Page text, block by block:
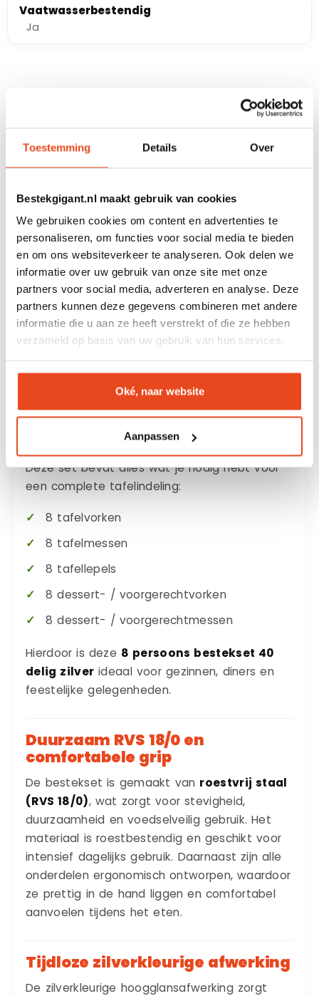
Toestemming Details Over
Bestekgigant.nl maakt gebruik van cookies
We gebruiken cookies om content en advertenties te
personaliseren, om functies voor social media te bieden
en om ons websiteverkeer te analyseren. Ook delen we
informatie over uw gebruik van onze site met onze
partners voor social media, adverteren en analyse. Deze
partners kunnen deze gegevens combineren met andere
informatie die u aan ze heeft verstrekt of die ze hebben
verzameld op basis van uw gebruik van hun services.
Oké, naar website
Aanpassen
Vaatwasserbestendig
Ja
8 persoons bestekset 40 delig
tafelsetting in huis voor dagelijks gebruik én
speciale gelegenheden. De set bestaat uit 40
waardoor je direct beschikt over voldoende
bestek voor diners, familie-etentjes en
feestelijke momenten. De zilverkleurige
hoogglansafwerking geeft het bestek een
tijdloze en verzorgde uitstraling die bij vrijwel
ieder servies past.
Of je nu een doordeweekse maaltijd serveert
of gasten ontvangt voor een uitgebreid diner,
met een nette en luxe uitstraling aan tafel.
Complete bestekset voor 8
Deze set bevat alles wat je nodig hebt voor
een complete tafelindeling:
8 tafelvorken
8 tafelmessen
8 tafellepels
8 dessert- / voorgerechtvorken
8 dessert- / voorgerechtmessen
Hierdoor is deze 8 persoons bestekset 40
delig zilver ideaal voor gezinnen, diners en
feestelijke gelegenheden.
Duurzaam RVS 18/0 en
comfortabele grip
De bestekset is gemaakt van roestvrij staal
(RVS 18/0), wat zorgt voor stevigheid,
duurzaamheid en voedselveilig gebruik. Het
materiaal is roestbestendig en geschikt voor
intensief dagelijks gebruik. Daarnaast zijn alle
onderdelen ergonomisch ontworpen, waardoor
ze prettig in de hand liggen en comfortabel
aanvoelen tijdens het eten.
Tijdloze zilverkleurige afwerking
De zilverkleurige hoogglansafwerking zorgt